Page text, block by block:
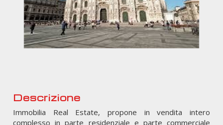
Descrizione
Immobilia Real Estate, propone in vendita intero
complesso in parte residenziale e parte commerciale